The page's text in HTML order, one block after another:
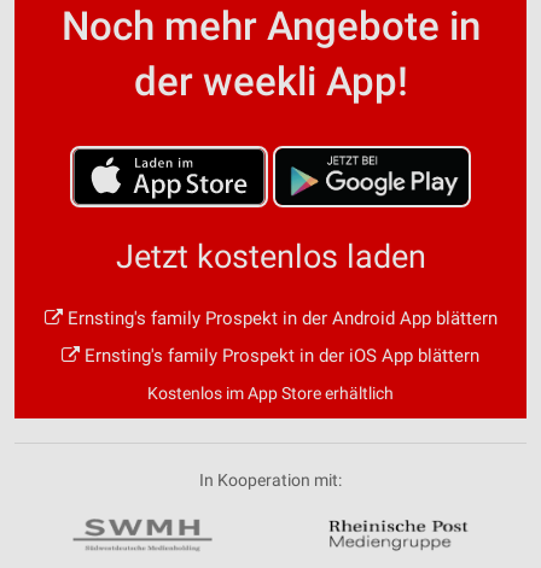
Noch mehr Angebote in
der weekli App!
Jetzt kostenlos laden
Ernsting's family Prospekt in der Android App blättern
Ernsting's family Prospekt in der iOS App blättern
Kostenlos im App Store erhältlich
In Kooperation mit: